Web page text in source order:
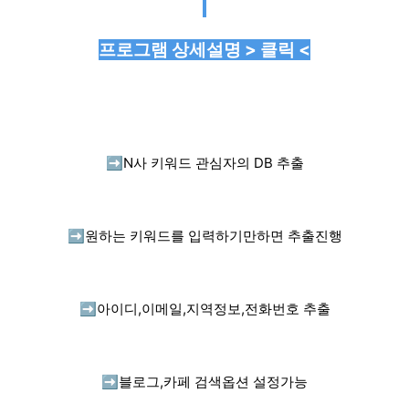
프로그램 상세설명 > 클릭 <
➡️ N사 키워드 관심자의 DB 추출
➡️ 원하는 키워드를 입력하기만하면 추출진행
➡️ 아이디,이메일,지역정보,전화번호 추출
➡️ 블로그,카페 검색옵션 설정가능